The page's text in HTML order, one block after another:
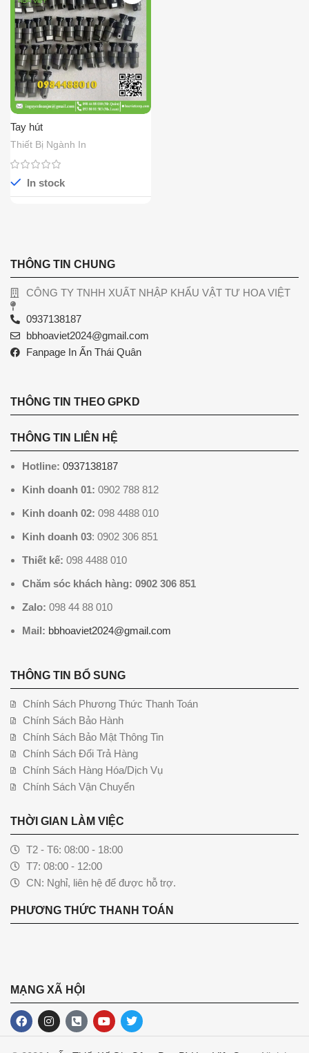
Tay hút
Thiết Bị Ngành In
In stock
THÔNG TIN CHUNG
CÔNG TY TNHH XUẤT NHẬP KHẨU VẬT TƯ HOA VIỆT
0937138187
bbhoaviet2024@gmail.com
Fanpage In Ấn Thái Quân
THÔNG TIN THEO GPKD
THÔNG TIN LIÊN HỆ
Hotline: 0937138187
Kinh doanh 01: 0902 788 812
Kinh doanh 02: 098 4488 010
Kinh doanh 03: 0902 306 851
Thiết kế: 098 4488 010
Chăm sóc khách hàng: 0902 306 851
Zalo: 098 44 88 010
Mail: bbhoaviet2024@gmail.com
THÔNG TIN BỔ SUNG
Chính Sách Phương Thức Thanh Toán
Chính Sách Bảo Hành
Chính Sách Bảo Mật Thông Tin
Chính Sách Đổi Trả Hàng
Chính Sách Hàng Hóa/Dịch Vụ
Chính Sách Vận Chuyển
THỜI GIAN LÀM VIỆC
T2 - T6: 08:00 - 18:00
T7: 08:00 - 12:00
CN: Nghỉ, liên hệ để được hỗ trợ.
PHƯƠNG THỨC THANH TOÁN
MẠNG XÃ HỘI